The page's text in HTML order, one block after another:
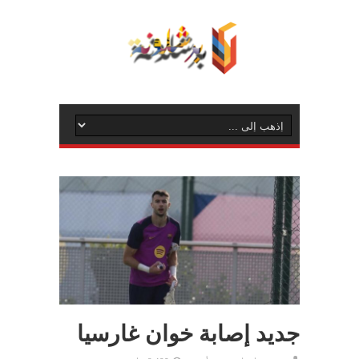
جديد إصابة خوان غارسيا